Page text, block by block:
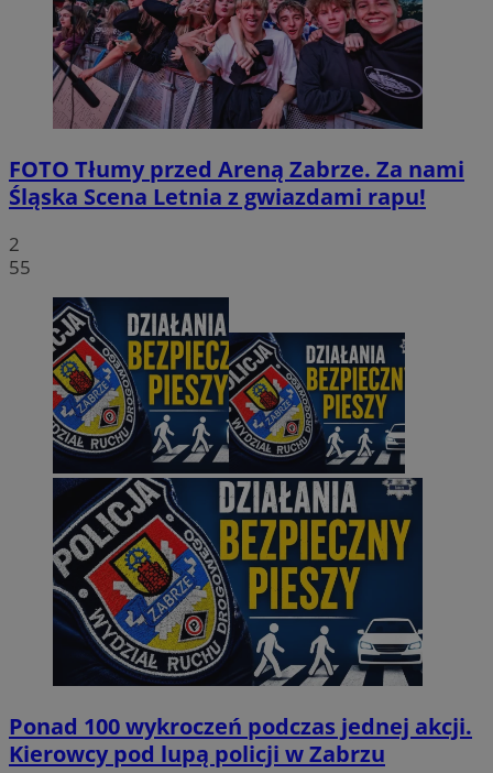
FOTO Tłumy przed Areną Zabrze. Za nami
Śląska Scena Letnia z gwiazdami rapu!
2
55
Ponad 100 wykroczeń podczas jednej akcji.
Kierowcy pod lupą policji w Zabrzu